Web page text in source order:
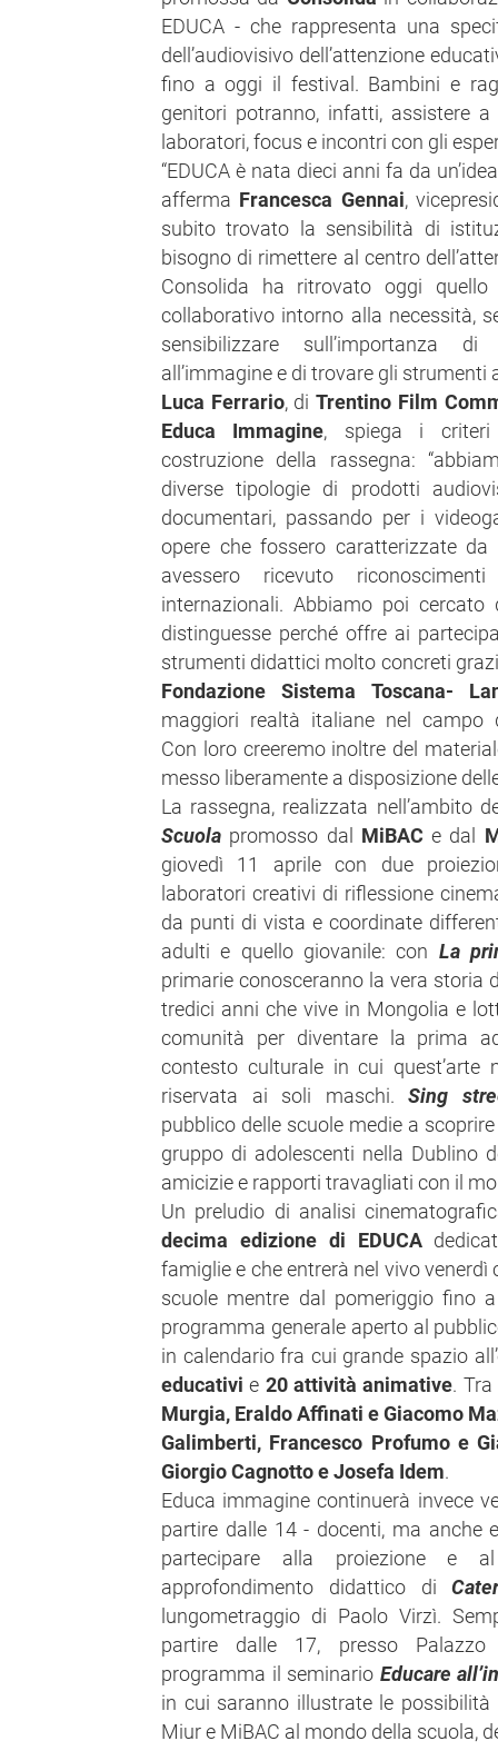
EDUCA - che rappresenta una
dell’audiovisivo dell’attenzione
fino a oggi il festival. Bambini e
genitori potranno, infatti, assistere
laboratori, focus e incontri con gli
“EDUCA è nata dieci anni fa da
afferma Francesca Gennai,
subito trovato la sensibilità di
bisogno di rimettere al centro
Consolida ha ritrovato oggi
collaborativo intorno alla necessità,
sensibilizzare sull’importanza
all’immagine e di trovare gli strumenti
Luca Ferrario, diTrentino Film
Educa Immagine, spiega i criteri
costruzione della rassegna:
diverse tipologie di prodotti
documentari, passando per i
opere che fossero caratterizzate
avessero ricevuto
internazionali. Abbiamo poi
distinguesse perché offre ai
strumenti didattici molto concreti
Fondazione Sistema Toscana-
maggiori realtà italiane nel campo
Con loro creeremo inoltre del
messo liberamente a disposizione
La rassegna, realizzata nell’ambito
Scuola promosso dal MiBAC e dal
giovedì 11 aprile con due
laboratori creativi di riflessione
da punti di vista e coordinate
adulti e quello giovanile: con La
primarie conosceranno la vera storia
tredici anni che vive in Mongolia e
comunità per diventare la prima
contesto culturale in cui quest’arte
riservata ai soli maschi.Sing
pubblico delle scuole medie a
gruppo di adolescenti nella Dublino
amicizie e rapporti travagliati con il
Un preludio di analisi
decima edizione di EDUCA
famiglie e che entrerà nel vivo
scuole mentre dal pomeriggio fino
programma generale aperto al
in calendario fra cui grande spazio
educativi e 20 attività animative.
Murgia, Eraldo Affinati e Giacomo
Galimberti, Francesco Profumo e
Giorgio Cagnotto e Josefa Idem.
Educa immagine continuerà invece
partire dalle 14 - docenti, ma anche
partecipare alla proiezione e
approfondimento didattico di
lungometraggio di Paolo Virzì.
partire dalle 17, presso
programma il seminario Educare
in cui saranno illustrate le
Miur e MiBAC al mondo della scuola,